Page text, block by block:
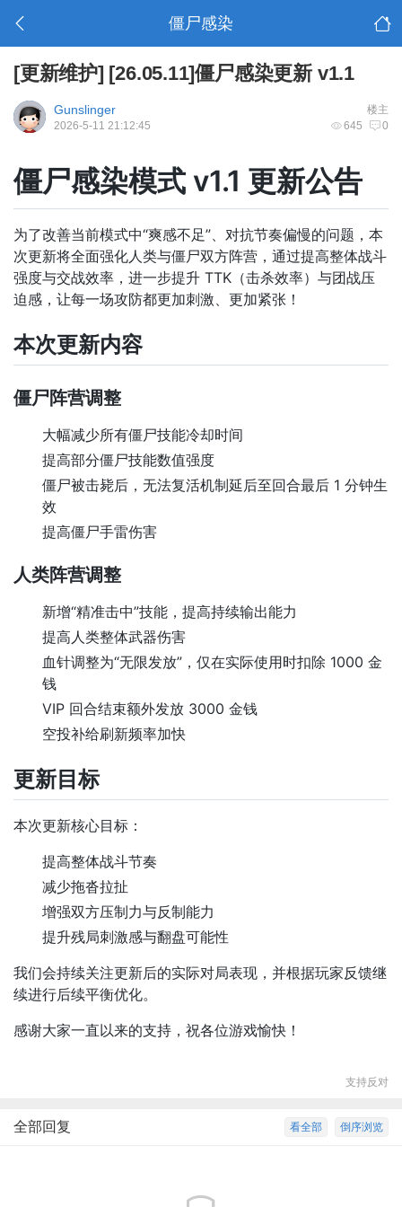
僵尸感染
[更新维护] [26.05.11]僵尸感染更新 v1.1
楼主
Gunslinger
645 0
2026-5-11 21:12:45
僵尸感染模式 v1.1 更新公告
为了改善当前模式中“爽感不足”、对抗节奏偏慢的问题，本
次更新将全面强化人类与僵尸双方阵营，通过提高整体战斗
强度与交战效率，进一步提升 TTK（击杀效率）与团战压
迫感，让每一场攻防都更加刺激、更加紧张！
本次更新内容
僵尸阵营调整
大幅减少所有僵尸技能冷却时间
提高部分僵尸技能数值强度
僵尸被击毙后，无法复活机制延后至回合最后 1 分钟生
效
提高僵尸手雷伤害
人类阵营调整
新增“精准击中”技能，提高持续输出能力
提高人类整体武器伤害
血针调整为“无限发放”，仅在实际使用时扣除 1000 金
钱
VIP 回合结束额外发放 3000 金钱
空投补给刷新频率加快
更新目标
本次更新核心目标：
提高整体战斗节奏
减少拖沓拉扯
增强双方压制力与反制能力
提升残局刺激感与翻盘可能性
我们会持续关注更新后的实际对局表现，并根据玩家反馈继
续进行后续平衡优化。
感谢大家一直以来的支持，祝各位游戏愉快！
支持反对
倒序浏览
看全部
全部回复